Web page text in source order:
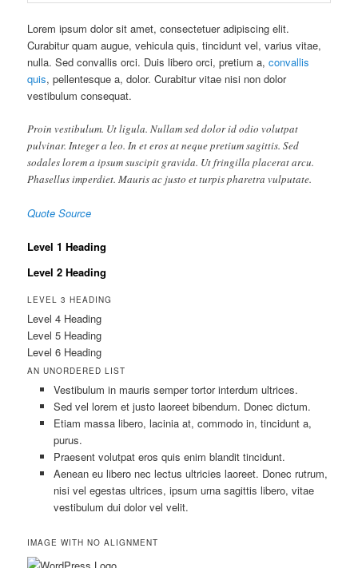
Lorem ipsum dolor sit amet, consectetuer adipiscing elit.
Curabitur quam augue, vehicula quis, tincidunt vel, varius vitae,
nulla. Sed convallis orci. Duis libero orci, pretium a,convallis
quis, pellentesque a, dolor. Curabitur vitae nisi non dolor
vestibulum consequat.
Proin vestibulum. Ut ligula. Nullam sed dolor id odio volutpat
pulvinar. Integer a leo. In et eros at neque pretium sagittis. Sed
sodales lorem a ipsum suscipit gravida. Ut fringilla placerat arcu.
Phasellus imperdiet. Mauris ac justo et turpis pharetra vulputate.
Quote Source
Level 1 Heading
Level 2 Heading
LEVEL 3 HEADING
Level 4 Heading
Level 5 Heading
Level 6 Heading
AN UNORDERED LIST
Vestibulum in mauris semper tortor interdum ultrices.
Sed vel lorem et justo laoreet bibendum. Donec dictum.
Etiam massa libero, lacinia at, commodo in, tincidunt a,
purus.
Praesent volutpat eros quis enim blandit tincidunt.
Aenean eu libero nec lectus ultricies laoreet. Donec rutrum,
nisi vel egestas ultrices, ipsum urna sagittis libero, vitae
vestibulum dui dolor vel velit.
IMAGE WITH NO ALIGNMENT